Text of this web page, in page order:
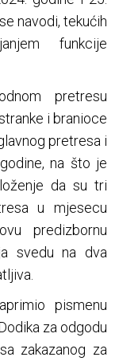
navodi, tekućih
funkcije
pretresu
i branioce
pretresa i
na što je
da su tri
u mjesecu
predizbornu
svedu na dva
pismenu
za odgodu
zakazanog za